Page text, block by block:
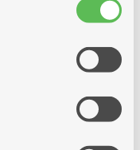
nodig. Sommige
partijen die een
gebruik van onze
met andere